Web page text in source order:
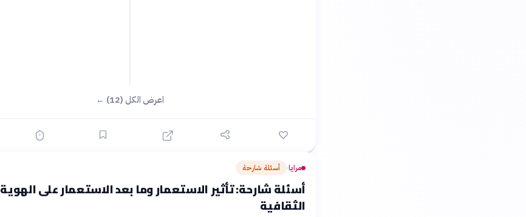
اعرض الكل (12) ←
مرايا› أسئلة شارحة
أسئلة شارحة: تأثير الاستعمار وما بعد الاستعمار على الهوية
الثقافية